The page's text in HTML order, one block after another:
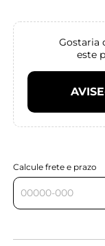
Gostaria
este
Calcule frete e prazo